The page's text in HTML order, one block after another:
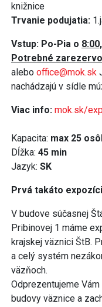
knižnice
Trvanie podujatia:
Vstup: Po-Pia o
Potrebné
alebo office@mok.sk
nachádzajú v sídle
Viac info: mok.sk/
Kapacita: max 25
Dĺžka: 45 min
Jazyk: SK
Prvá takáto
V budove súčasnej
Pribinovej 1 máme
krajskej väznici ŠtB.
a celý systém
väzňoch.
Odprezentujeme
budovy väznice a